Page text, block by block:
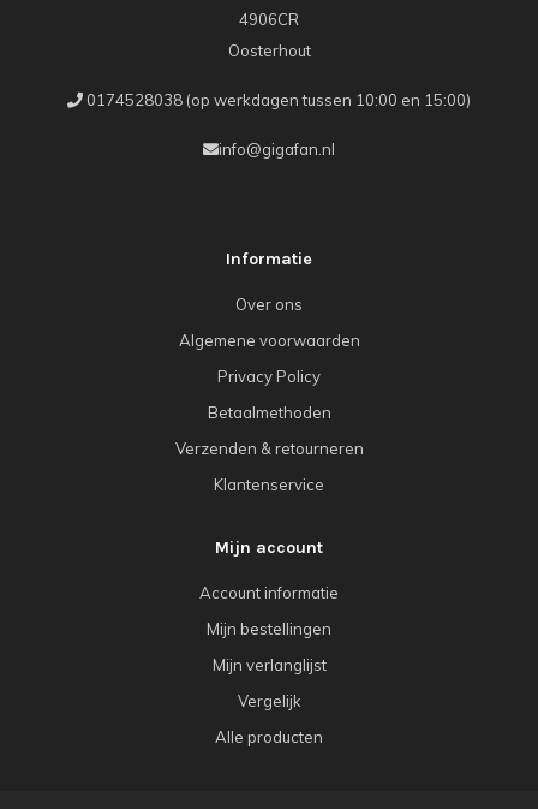
4906CR
Oosterhout
0174528038 (op werkdagen tussen 10:00 en 15:00)
info@gigafan.nl
Informatie
Over ons
Algemene voorwaarden
Privacy Policy
Betaalmethoden
Verzenden & retourneren
Klantenservice
Mijn account
Account informatie
Mijn bestellingen
Mijn verlanglijst
Vergelijk
Alle producten